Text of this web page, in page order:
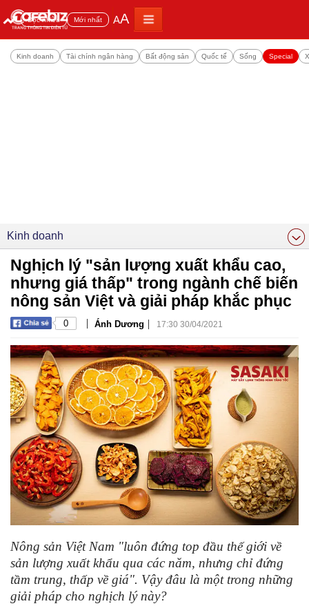
Đọc nhiều Mới nhất AA
Kinh doanh Tài chính ngân hàng Bất động sản Quốc tế Sống Special
Kinh doanh
Nghịch lý "sản lượng xuất khẩu cao,
nhưng giá thấp" trong ngành chế biến
nông sản Việt và giải pháp khắc phục
0 | Ánh Dương | 17:30 30/04/2021
Nông sản Việt Nam "luôn đứng top đầu thế giới về
sản lượng xuất khẩu qua các năm, nhưng chỉ đứng
tầm trung, thấp về giá". Vậy đâu là một trong những
giải pháp cho nghịch lý này?